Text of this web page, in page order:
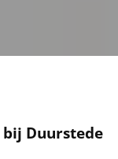
bij Duurstede